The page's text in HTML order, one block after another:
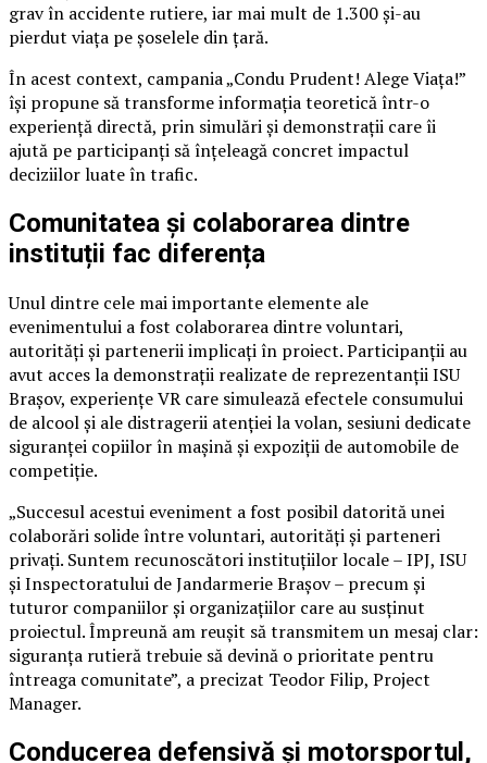
grav în accidente rutiere, iar mai mult de 1.300 și-au
pierdut viața pe șoselele din țară.
În acest context, campania „Condu Prudent! Alege Viața!”
își propune să transforme informația teoretică într-o
experiență directă, prin simulări și demonstrații care îi
ajută pe participanți să înțeleagă concret impactul
deciziilor luate în trafic.
Comunitatea și colaborarea dintre
instituții fac diferența
Unul dintre cele mai importante elemente ale
evenimentului a fost colaborarea dintre voluntari,
autorități și partenerii implicați în proiect. Participanții au
avut acces la demonstrații realizate de reprezentanții ISU
Brașov, experiențe VR care simulează efectele consumului
de alcool și ale distragerii atenției la volan, sesiuni dedicate
siguranței copiilor în mașină și expoziții de automobile de
competiție.
„Succesul acestui eveniment a fost posibil datorită unei
colaborări solide între voluntari, autorități și parteneri
privați. Suntem recunoscători instituțiilor locale – IPJ, ISU
și Inspectoratului de Jandarmerie Brașov – precum și
tuturor companiilor și organizațiilor care au susținut
proiectul. Împreună am reușit să transmitem un mesaj clar:
siguranța rutieră trebuie să devină o prioritate pentru
întreaga comunitate”, a precizat Teodor Filip, Project
Manager.
Conducerea defensivă și motorsportul,